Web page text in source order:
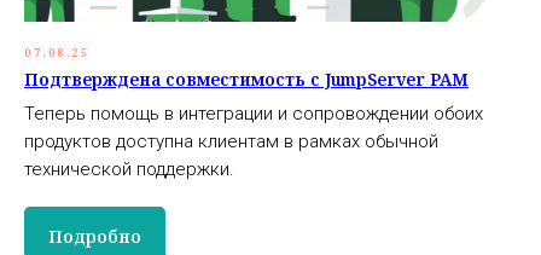
07.08.25
Подтверждена совместимость с JumpServer PAM
Теперь помощь в интеграции и сопровождении обоих
продуктов доступна клиентам в рамках обычной
технической поддержки.
Подробно